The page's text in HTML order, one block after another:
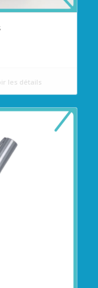
les détails